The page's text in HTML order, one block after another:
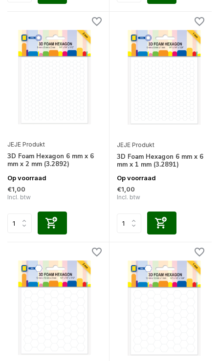
JEJE Produkt
3D Foam Hexagon 6 mm x 6
mm x 2 mm (3.2892)
Op voorraad
€1,00
Incl. btw
JEJE Produkt
3D Foam Hexagon 6 mm x 6
mm x 1 mm (3.2891)
Op voorraad
€1,00
Incl. btw